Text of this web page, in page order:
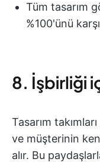
Tüm tasarım
%100'ünü
8. İşbirliği
Tasarım
ve müşterinin
alır. Bu